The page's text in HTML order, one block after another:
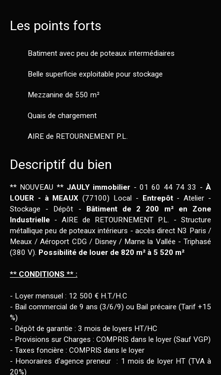
Les points forts
Batiment avec peu de poteaux intermédiaires
Belle superficie exploitable pour stockage
Mezzanine de 550 m²
Quais de chargement
AIRE de RETOURNEMENT P.L.
Descriptif du bien
** NOUVEAU ** JAULY immobilier - 01 60 44 74 33 -À
LOUER - à MEAUX (77100) Local - Entrepôt- Atelier -
Stockage - Dépôt - Bâtiment de 2 200 m² en Zone
Industrielle - AIRE de RETOURNEMENT P.L. - Structure
métallique peu de poteaux intérieurs - accès direct N3 Paris /
Meaux / Aéroport CDG / Disney / Marne la Vallée - Triphasé
(380 V). Possibilité de louer de 820 m² à 5 520 m²
** CONDITIONS ** :
- Loyer mensuel : 12 500 € H.T./H.C
- Bail commercial de 9 ans (3/6/9) ou Bail précaire (Tarif +15
%)
- Dépôt de garantie : 3 mois de loyers HT/HC
- Provisions sur Charges : COMPRIS dans le loyer (Sauf VGP)
- Taxes foncière : COMPRIS dans le loyer
- Honoraires d'agence preneur : 1 mois de loyer HT (TVA à
20%)